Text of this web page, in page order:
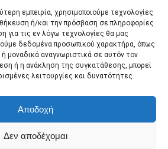
εμπειρία, χρησιμοποιούμε τεχνολογίες
ή/και την πρόσβαση σε πληροφορίες
για τις εν λόγω τεχνολογίες θα μας
δεδομένα προσωπικού χαρακτήρα, όπως
μοναδικά αναγνωριστικά σε αυτόν τον
ή η ανάκληση της συγκατάθεσης, μπορεί
λειτουργίες και δυνατότητες.
Αποδοχή
Δεν αποδέχομαι
10:00 – 17:00